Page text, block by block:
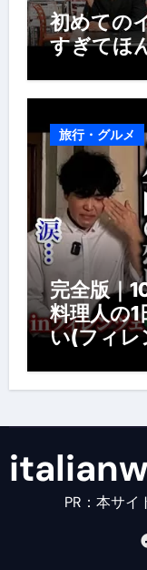
初めての
すぎてほ
旅行・グルメ
完全版｜
料理人の1
い(フィレ
PR：本サ